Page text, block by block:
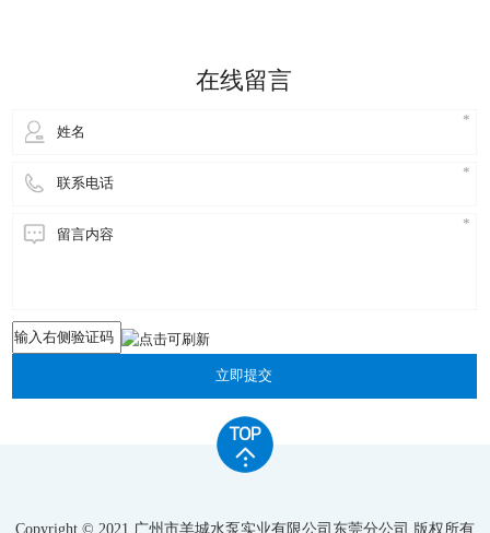
类产品对环境的要求是在线留言
立即提交
Copyright © 2021 广州市羊城水泵实业有限公司东莞分公司 版权所有